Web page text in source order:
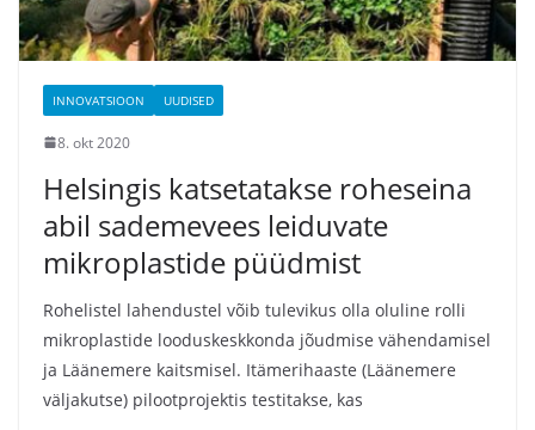
INNOVATSIOON UUDISED
8. okt 2020
Helsingis katsetatakse roheseina
abil sademevees leiduvate
mikroplastide püüdmist
Rohelistel lahendustel võib tulevikus olla oluline rolli
mikroplastide looduskeskkonda jõudmise vähendamisel
ja Läänemere kaitsmisel. Itämerihaaste (Läänemere
väljakutse) pilootprojektis testitakse, kas